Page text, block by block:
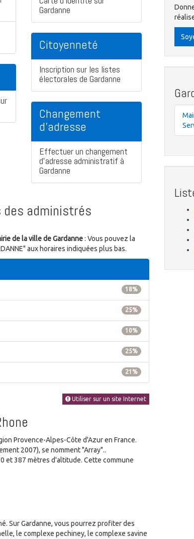
Gardanne
Citoyenneté
Inscription sur les listes
électorales de Gardanne
Changement
d'adresse
Effectuer un changement
d'adresse administratif à
Gardanne
des administrés
de la ville de Gardanne: Vous pouvez la
aux horaires indiquées plus bas.
18%
25%
10%
25%
21%
Utiliser sur un site Internet
Provence-Alpes-Côte d'Azur en France.
2007), se nomment "Array"..
et 387 mètres d'altitude. Cette commune
Sur Gardanne, vous pourrez profiter des
le complexe pechiney, le complexe savine